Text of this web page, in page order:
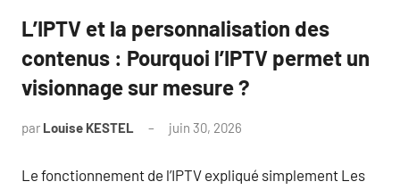
L’IPTV et la personnalisation des
contenus : Pourquoi l’IPTV permet un
visionnage sur mesure ?
par Louise KESTEL juin 30, 2026
Le fonctionnement de l’IPTV expliqué simplement Les